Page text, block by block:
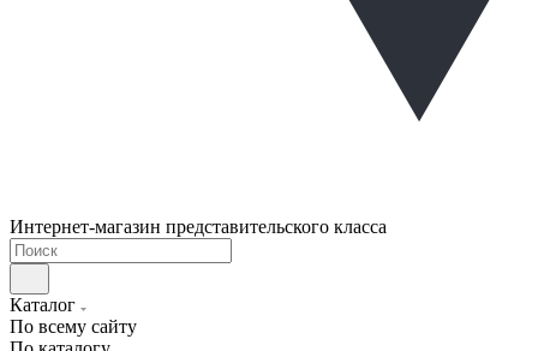
Интернет-магазин представительского класса
Каталог
По всему сайту